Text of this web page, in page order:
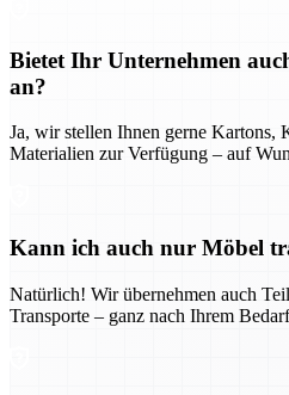
Bietet Ihr Unternehmen
an?
Ja, wir stellen Ihnen gerne Kartons,
Materialien zur Verfügung – auf
Kann ich auch nur Möbel
Natürlich! Wir übernehmen auch
Transporte – ganz nach Ihrem